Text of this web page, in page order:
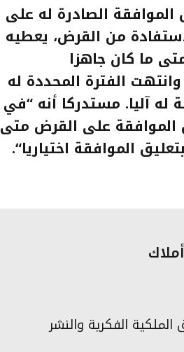
الصادرة له على
من القرض، يعطيه
ما كان جاهزا
الفترة المحددة له
له آليا. مستدركا أنه “في
الموافقة على القرض متى
الموافقة اختياريا“.
الفكرية والنشر